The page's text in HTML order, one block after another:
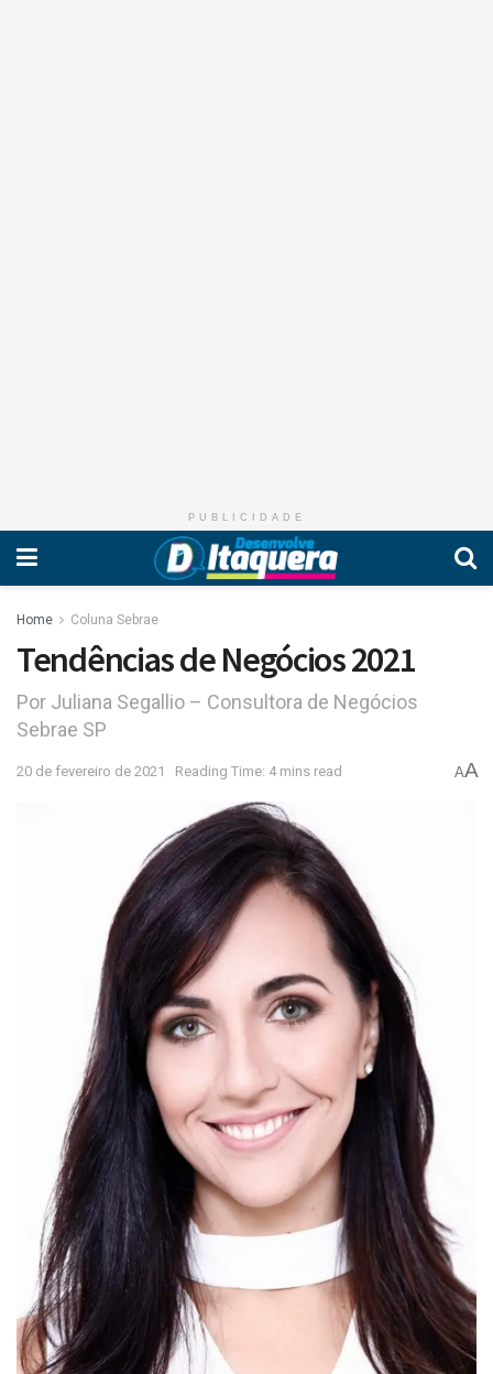
PUBLICIDADE
Home Coluna Sebrae
Tendências de Negócios 2021
Por Juliana Segallio – Consultora de Negócios
Sebrae SP
20 de fevereiro de 2021 Reading Time: 4 mins read AA